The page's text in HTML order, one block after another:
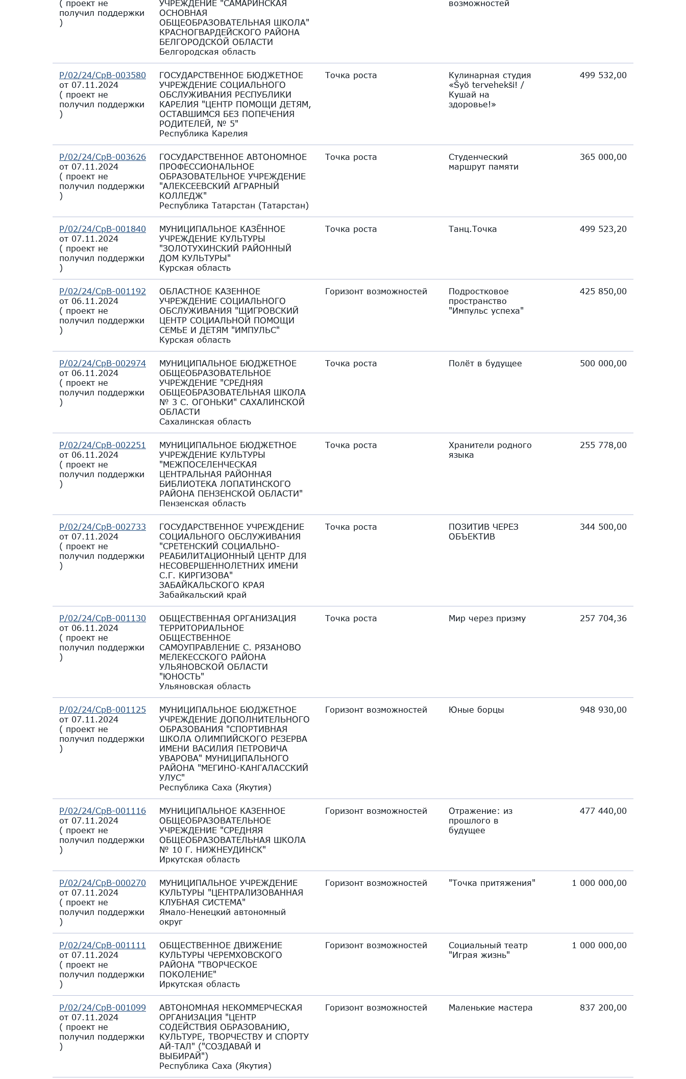
( проект не
получил поддержки
)
УЧРЕЖДЕНИЕ "САМАРИНСКАЯ
ОСНОВНАЯ
ОБЩЕОБРАЗОВАТЕЛЬНАЯ ШКОЛА"
КРАСНОГВАРДЕЙСКОГО РАЙОНА
БЕЛГОРОДСКОЙ ОБЛАСТИ
Белгородская область
возможностей
Р/02/24/СрВ-003580
от 07.11.2024
( проект не
получил поддержки
)
ГОСУДАРСТВЕННОЕ БЮДЖЕТНОЕ
УЧРЕЖДЕНИЕ СОЦИАЛЬНОГО
ОБСЛУЖИВАНИЯ РЕСПУБЛИКИ
КАРЕЛИЯ "ЦЕНТР ПОМОЩИ ДЕТЯМ,
ОСТАВШИМСЯ БЕЗ ПОПЕЧЕНИЯ
РОДИТЕЛЕЙ, № 5"
Республика Карелия
Точка роста
Кулинарная студия
«Šyö tervehekši! /
Кушай на
здоровье!»
499 532,00
Р/02/24/СрВ-003626
от 07.11.2024
( проект не
получил поддержки
)
ГОСУДАРСТВЕННОЕ АВТОНОМНОЕ
ПРОФЕССИОНАЛЬНОЕ
ОБРАЗОВАТЕЛЬНОЕ УЧРЕЖДЕНИЕ
"АЛЕКСЕЕВСКИЙ АГРАРНЫЙ
КОЛЛЕДЖ"
Республика Татарстан (Татарстан)
Точка роста
Студенческий
маршрут памяти
365 000,00
Р/02/24/СрВ-001840
от 07.11.2024
( проект не
получил поддержки
)
МУНИЦИПАЛЬНОЕ КАЗЁННОЕ
УЧРЕЖДЕНИЕ КУЛЬТУРЫ
"ЗОЛОТУХИНСКИЙ РАЙОННЫЙ
ДОМ КУЛЬТУРЫ"
Курская область
Точка роста Танц.Точка 499 523,20
Р/02/24/СрВ-001192
от 06.11.2024
( проект не
получил поддержки
)
ОБЛАСТНОЕ КАЗЕННОЕ
УЧРЕЖДЕНИЕ СОЦИАЛЬНОГО
ОБСЛУЖИВАНИЯ "ЩИГРОВСКИЙ
ЦЕНТР СОЦИАЛЬНОЙ ПОМОЩИ
СЕМЬЕ И ДЕТЯМ "ИМПУЛЬС"
Курская область
Горизонт возможностей
Подростковое
пространство
"Импульс успеха"
425 850,00
Р/02/24/СрВ-002974
от 06.11.2024
( проект не
получил поддержки
)
МУНИЦИПАЛЬНОЕ БЮДЖЕТНОЕ
ОБЩЕОБРАЗОВАТЕЛЬНОЕ
УЧРЕЖДЕНИЕ "СРЕДНЯЯ
ОБЩЕОБРАЗОВАТЕЛЬНАЯ ШКОЛА
№ 3 С. ОГОНЬКИ" САХАЛИНСКОЙ
ОБЛАСТИ
Сахалинская область
Точка роста Полёт в будущее 500 000,00
Р/02/24/СрВ-002251
от 06.11.2024
( проект не
получил поддержки
)
МУНИЦИПАЛЬНОЕ БЮДЖЕТНОЕ
УЧРЕЖДЕНИЕ КУЛЬТУРЫ
"МЕЖПОСЕЛЕНЧЕСКАЯ
ЦЕНТРАЛЬНАЯ РАЙОННАЯ
БИБЛИОТЕКА ЛОПАТИНСКОГО
РАЙОНА ПЕНЗЕНСКОЙ ОБЛАСТИ"
Пензенская область
Точка роста
Хранители родного
языка
255 778,00
Р/02/24/СрВ-002733
от 07.11.2024
( проект не
получил поддержки
)
ГОСУДАРСТВЕННОЕ УЧРЕЖДЕНИЕ
СОЦИАЛЬНОГО ОБСЛУЖИВАНИЯ
"СРЕТЕНСКИЙ СОЦИАЛЬНО-
РЕАБИЛИТАЦИОННЫЙ ЦЕНТР ДЛЯ
НЕСОВЕРШЕННОЛЕТНИХ ИМЕНИ
С.Г. КИРГИЗОВА"
ЗАБАЙКАЛЬСКОГО КРАЯ
Забайкальский край
Точка роста
ПОЗИТИВ ЧЕРЕЗ
ОБЪЕКТИВ
344 500,00
Р/02/24/СрВ-001130
от 06.11.2024
( проект не
получил поддержки
)
ОБЩЕСТВЕННАЯ ОРГАНИЗАЦИЯ
ТЕРРИТОРИАЛЬНОЕ
ОБЩЕСТВЕННОЕ
САМОУПРАВЛЕНИЕ С. РЯЗАНОВО
МЕЛЕКЕССКОГО РАЙОНА
УЛЬЯНОВСКОЙ ОБЛАСТИ
"ЮНОСТЬ"
Ульяновская область
Точка роста Мир через призму 257 704,36
Р/02/24/СрВ-001125
от 07.11.2024
( проект не
получил поддержки
)
МУНИЦИПАЛЬНОЕ БЮДЖЕТНОЕ
УЧРЕЖДЕНИЕ ДОПОЛНИТЕЛЬНОГО
ОБРАЗОВАНИЯ "СПОРТИВНАЯ
ШКОЛА ОЛИМПИЙСКОГО РЕЗЕРВА
ИМЕНИ ВАСИЛИЯ ПЕТРОВИЧА
УВАРОВА" МУНИЦИПАЛЬНОГО
РАЙОНА "МЕГИНО-КАНГАЛАССКИЙ
УЛУС"
Республика Саха (Якутия)
Горизонт возможностей Юные борцы 948 930,00
Р/02/24/СрВ-001116
от 07.11.2024
( проект не
получил поддержки
)
МУНИЦИПАЛЬНОЕ КАЗЕННОЕ
ОБЩЕОБРАЗОВАТЕЛЬНОЕ
УЧРЕЖДЕНИЕ "СРЕДНЯЯ
ОБЩЕОБРАЗОВАТЕЛЬНАЯ ШКОЛА
№ 10 Г. НИЖНЕУДИНСК"
Иркутская область
Горизонт возможностей
Отражение: из
прошлого в
будущее
477 440,00
Р/02/24/СрВ-000270
от 07.11.2024
( проект не
получил поддержки
)
МУНИЦИПАЛЬНОЕ УЧРЕЖДЕНИЕ
КУЛЬТУРЫ "ЦЕНТРАЛИЗОВАННАЯ
КЛУБНАЯ СИСТЕМА"
Ямало-Ненецкий автономный
округ
Горизонт возможностей "Точка притяжения" 1 000 000,00
Р/02/24/СрВ-001111
от 07.11.2024
( проект не
получил поддержки
)
ОБЩЕСТВЕННОЕ ДВИЖЕНИЕ
КУЛЬТУРЫ ЧЕРЕМХОВСКОГО
РАЙОНА "ТВОРЧЕСКОЕ
ПОКОЛЕНИЕ"
Иркутская область
Горизонт возможностей
Социальный театр
"Играя жизнь"
1 000 000,00
Р/02/24/СрВ-001099
от 07.11.2024
( проект не
получил поддержки
)
АВТОНОМНАЯ НЕКОММЕРЧЕСКАЯ
ОРГАНИЗАЦИЯ "ЦЕНТР
СОДЕЙСТВИЯ ОБРАЗОВАНИЮ,
КУЛЬТУРЕ, ТВОРЧЕСТВУ И СПОРТУ
АЙ-ТАЛ" ("СОЗДАВАЙ И
ВЫБИРАЙ")
Республика Саха (Якутия)
Горизонт возможностей Маленькие мастера 837 200,00